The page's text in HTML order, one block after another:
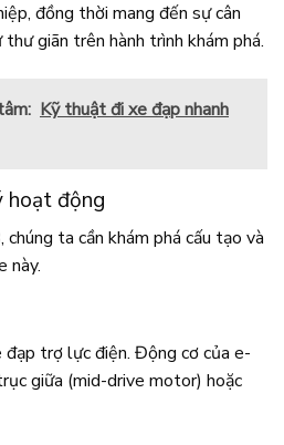
đồng thời mang đến sự cân
giãn trên hành trình khám phá.
Kỹ thuật đi xe đạp nhanh
hoạt động
ta cần khám phá cấu tạo và
này.
trợ lực điện. Động cơ của e-
giữa (mid-drive motor) hoặc